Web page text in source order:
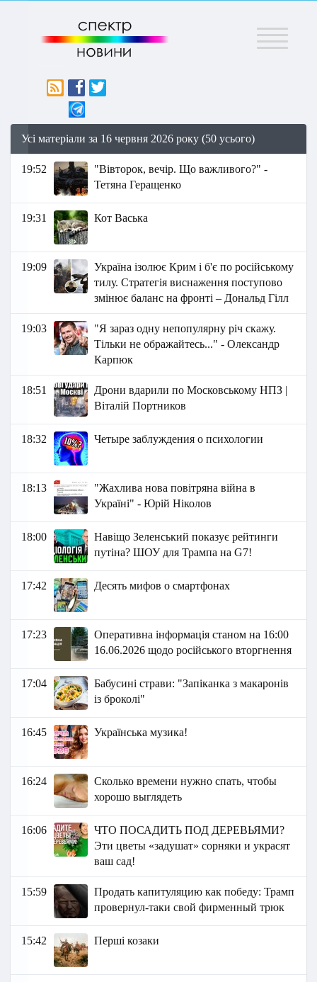
Меню
Усі матеріали за 16 червня 2026 року (50 усього)
19:52
"Вівторок, вечір. Що важливого?" -
Тетяна Геращенко
19:31 Кот Васька
19:09
Україна ізолює Крим і б'є по російському
тилу. Стратегія виснаження поступово
змінює баланс на фронті – Дональд Гілл
19:03
"Я зараз одну непопулярну річ скажу.
Тільки не ображайтесь..." - Олександр
Карпюк
18:51
Дрони вдарили по Московському НПЗ |
Віталій Портников
18:32 Четыре заблуждения о психологии
18:13
"Жахлива нова повітряна війна в
Україні" - Юрій Ніколов
18:00
Навіщо Зеленський показує рейтинги
путіна? ШОУ для Трампа на G7!
17:42 Десять мифов о смартфонах
17:23
Оперативна інформація станом на 16:00
16.06.2026 щодо російського вторгнення
17:04
Бабусині страви: "Запіканка з макаронів
із броколі"
16:45 Українська музика!
16:24
Сколько времени нужно спать, чтобы
хорошо выглядеть
16:06
ЧТО ПОСАДИТЬ ПОД ДЕРЕВЬЯМИ?
Эти цветы «задушат» сорняки и украсят
ваш сад!
15:59
Продать капитуляцию как победу: Трамп
провернул-таки свой фирменный трюк
15:42 Перші козаки